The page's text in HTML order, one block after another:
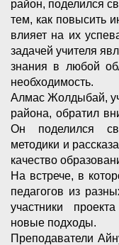
район, поделился
тем, как повысить
влияет на их
задачей учителя
знания в любой
необходимость.
Алмас Жолдыбай,
района, обратил
Он поделился
методики и
качество
На встрече, в
педагогов из
участники
новые подходы.
Преподаватели